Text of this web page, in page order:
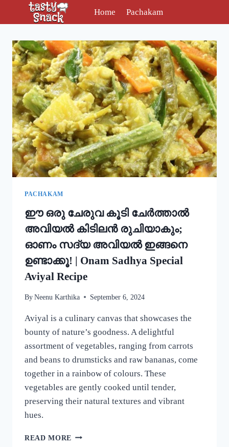
Home Pachakam
PACHAKAM
ഈ ഒരു ചേരുവ കൂടി ചേർത്താൽ
അവിയൽ കിടിലൻ രുചിയാകും;
ഓണം സദ്യ അവിയൽ ഇങ്ങനെ
ഉണ്ടാക്കൂ! | Onam Sadhya Special
Aviyal Recipe
By Neenu Karthika September 6, 2024
Aviyal is a culinary canvas that showcases the
bounty of nature’s goodness. A delightful
assortment of vegetables, ranging from carrots
and beans to drumsticks and raw bananas, come
together in a rainbow of colours. These
vegetables are gently cooked until tender,
preserving their natural textures and vibrant
hues.
READ MORE ഈ